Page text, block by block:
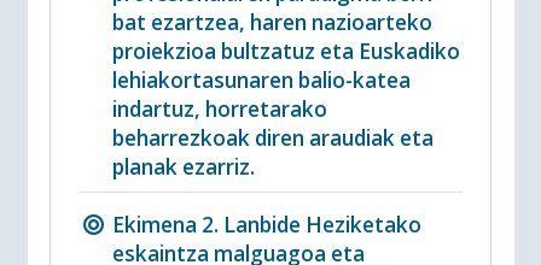
bat ezartzea, haren nazioarteko
proiekzioa bultzatuz eta Euskadiko
lehiakortasunaren balio-katea
indartuz, horretarako
beharrezkoak diren araudiak eta
planak ezarriz.
Ekimena 2. Lanbide Heziketako
eskaintza malguagoa eta